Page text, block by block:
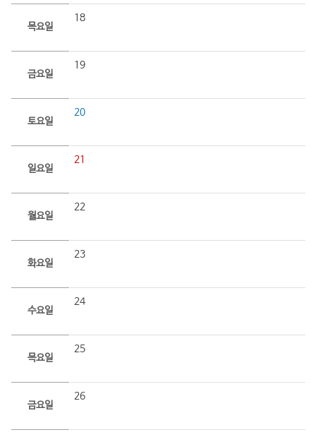
목요일
18
금요일
19
토요일
20
일요일
21
월요일
22
화요일
23
수요일
24
목요일
25
금요일
26